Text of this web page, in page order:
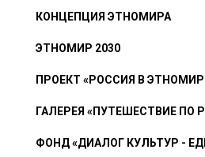
КОНЦЕПЦИЯ ЭТНОМИРА
ЭТНОМИР 2030
ПРОЕКТ «РОССИЯ В
ГАЛЕРЕЯ «ПУТЕШЕСТВИЕ ПО
ФОНД «ДИАЛОГ КУЛЬТУР -